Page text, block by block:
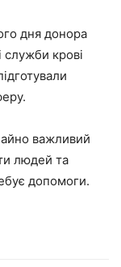
дня донора
служби крові
важливий
людей та
допомоги.